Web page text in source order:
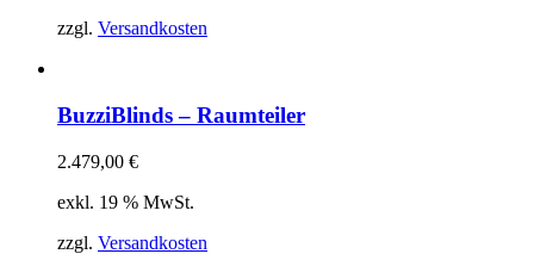
zzgl. Versandkosten
BuzziBlinds – Raumteiler
2.479,00 €
exkl. 19 % MwSt.
zzgl. Versandkosten